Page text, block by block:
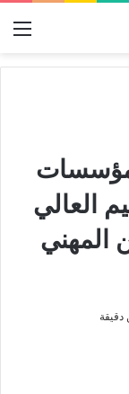
العالي
المهني